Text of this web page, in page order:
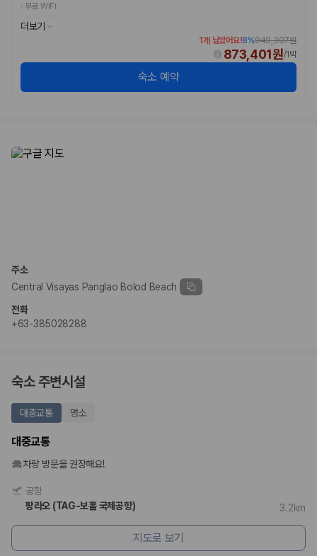
· 무료 WiFi
무료 아침 식사
더보기
1개 남았어요!8%949,307원
873,401원/1박
숙소 예약
주소
Central Visayas Panglao Bolod Beach
전화
+63-385028288
숙소 주변시설
대중교통 명소
대중교통
차량 방문을 권장해요!
공항
팡라오 (TAG-보홀 국제공항)
3.2km
지도로 보기